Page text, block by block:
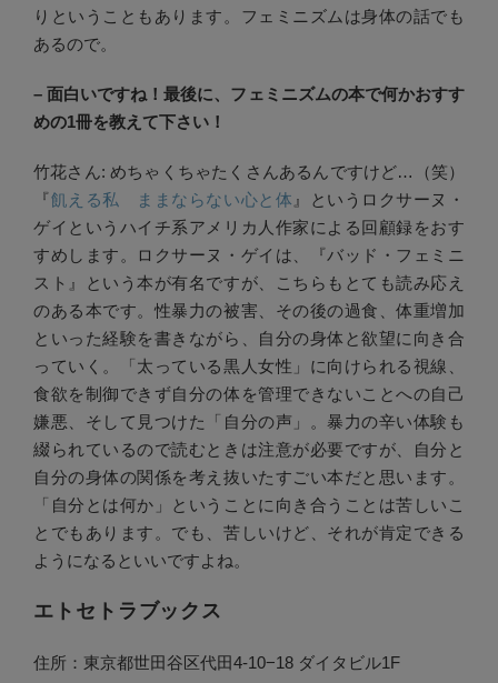
りということもあります。フェミニズムは身体の話でも
あるので。
– 面白いですね！最後に、フェミニズムの本で何かおすす
めの1冊を教えて下さい！
竹花さん: めちゃくちゃたくさんあるんですけど…（笑）
『飢える私 ままならない心と体 』というロクサーヌ・
ゲイというハイチ系アメリカ人作家による回顧録をおす
すめします。ロクサーヌ・ゲイは、『バッド・フェミニ
スト』という本が有名ですが、こちらもとても読み応え
のある本です。性暴力の被害、その後の過食、体重増加
といった経験を書きながら、自分の身体と欲望に向き合
っていく。「太っている黒人女性」に向けられる視線、
食欲を制御できず自分の体を管理できないことへの自己
嫌悪、そして見つけた「自分の声」。暴力の辛い体験も
綴られているので読むときは注意が必要ですが、自分と
自分の身体の関係を考え抜いたすごい本だと思います。
「自分とは何か」ということに向き合うことは苦しいこ
とでもあります。でも、苦しいけど、それが肯定できる
ようになるといいですよね。
エトセトラブックス
住所：東京都世田谷区代田4-10−18 ダイタビル1F